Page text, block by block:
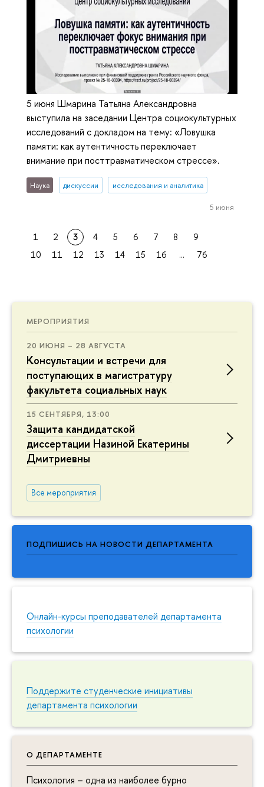
МЕРОПРИЯТИЯ
20 ИЮНЯ – 28 АВГУСТА
Консультации и встречи для
поступающих в магистратуру
факультета социальных наук
15 СЕНТЯБРЯ, 13:00
Защита кандидатской
диссертации Назиной Екатерины
Дмитриевны
Все мероприятия
ПОДПИШИСЬ НА НОВОСТИ ДЕПАРТАМЕНТА
Онлайн-курсы преподавателей департамента
психологии
Поддержите студенческие инициативы
департамента психологии
О ДЕПАРТАМЕНТЕ
Психология – одна из наиболее бурно
5 июня Шмарина Татьяна Александровна
выступила на заседании Центра социокультурных
исследований с докладом на тему: «Ловушка
памяти: как аутентичность переключает
внимание при посттравматическом стрессе».
Наука дискуссии исследования и аналитика
5 июня
1 2 3 4 5 6 7 8
9
10
11 12 13 14 15 16 ... 76